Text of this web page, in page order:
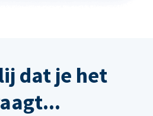
dat je het